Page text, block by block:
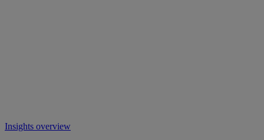
Insights overview